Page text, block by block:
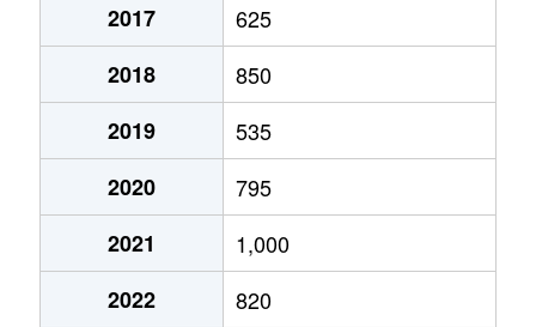
2017
625
2018
850
2019
535
2020
795
2021
1,000
2022
820